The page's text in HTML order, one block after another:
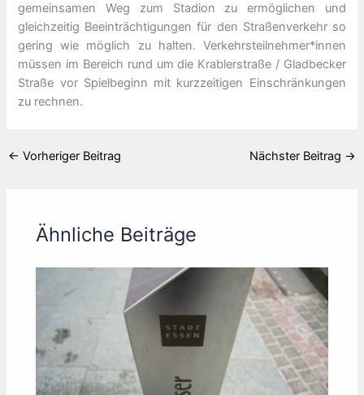
gemeinsamen Weg zum Stadion zu ermöglichen und
gleichzeitig Beeinträchtigungen für den Straßenverkehr so
gering wie möglich zu halten. Verkehrsteilnehmer*innen
müssen im Bereich rund um die Krablerstraße / Gladbecker
Straße vor Spielbeginn mit kurzzeitigen Einschränkungen
zu rechnen.
← Vorheriger Beitrag Nächster Beitrag →
Ähnliche Beiträge